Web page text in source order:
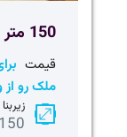
150 متر مروارید سعادت آباد
قیمت
ملک رو
زیربنا
150